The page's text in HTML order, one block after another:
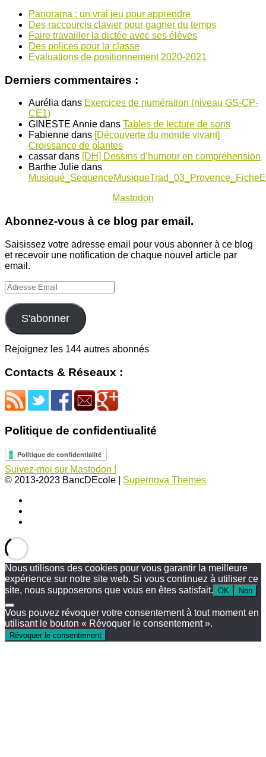
Panorama : un vrai jeu pour apprendre
Des raccourcis clavier pour gagner du temps
Faire travailler la dictée avec ses élèves
Des polices pour la classe
Evaluations de positionnement 2020-2021
Derniers commentaires :
Aurélia dans Exercices de numération (niveau GS-CP-
CE1)
GINESTE Annie dans Tables de lecture de sons
Fabienne dans [Découverte du monde vivant]
Croissance de plantes
cassar dans [DH] Dessins d’humour en compréhension
Barthe Julie dans
Mastodon
Abonnez-vous à ce blog par email.
Saisissez votre adresse email pour vous abonner à ce blog
et recevoir une notification de chaque nouvel article par
email.
Adresse
Email
S'abonner
Rejoignez les 144 autres abonnés
Contacts & Réseaux :
Politique de confidentiualité
Suivez-moi sur Mastodon !
© 2013-2023 BancDEcole
Supernova Themes
Nous utilisons des cookies pour vous garantir la meilleure
expérience sur notre site web. Si vous continuez à utiliser ce
site, nous supposerons que vous en êtes satisfait. OK Non
Vous pouvez révoquer votre consentement à tout moment en
utilisant le bouton « Révoquer le consentement ».
Révoquer le consentement